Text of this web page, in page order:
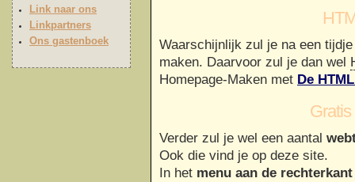
Waarschijnlijk zul je na een
maken. Daarvoor zul je dan wel
Homepage-Maken met De
Verder zul je wel een aantal
Ook die vind je op deze site.
In het menu aan de rechterkant
Link naar ons
Linkpartners
Ons gastenboek